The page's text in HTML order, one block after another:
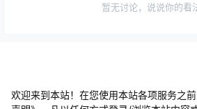
暂无讨论，说说你的看
欢迎来到本站！在您使用本站各项服务之